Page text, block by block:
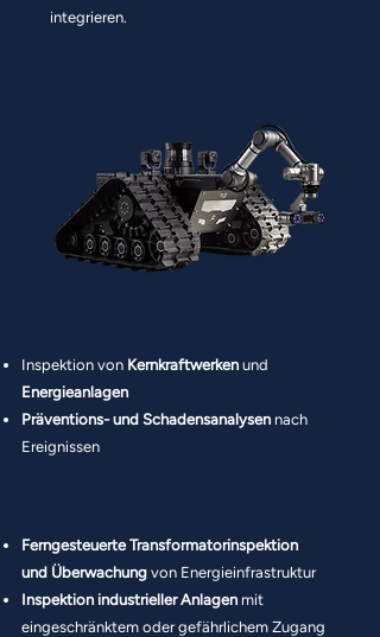
integrieren.
Inspektion von Kernkraftwerken und
Energieanlagen
Präventions- und Schadensanalysen nach
Ereignissen
Ferngesteuerte Transformatorinspektion
und Überwachung von Energieinfrastruktur
Inspektion industrieller Anlagen mit
eingeschränktem oder gefährlichem Zugang